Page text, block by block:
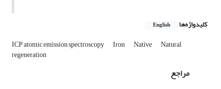
کلیدواژه‌ها English
ICP atomic emission spectroscopy Iron Native Natural
regeneration
مراجع